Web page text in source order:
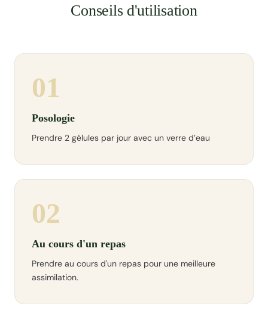
Conseils d'utilisation
01
Posologie
Prendre 2 gélules par jour avec un verre d’eau
02
Au cours d'un repas
Prendre au cours d'un repas pour une meilleure
assimilation.